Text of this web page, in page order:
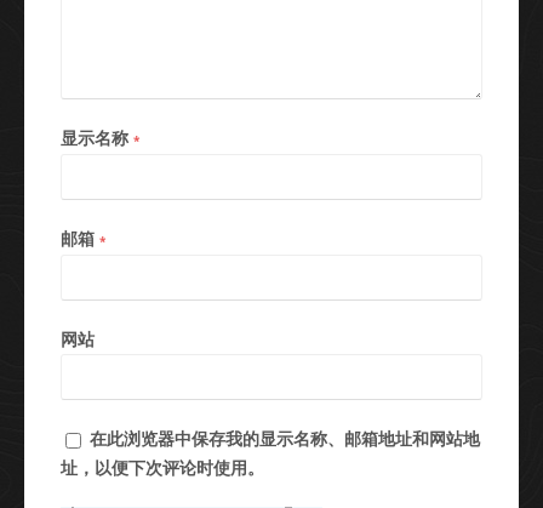
显示名称 *
邮箱 *
网站
在此浏览器中保存我的显示名称、邮箱地址和网站地
址，以便下次评论时使用。